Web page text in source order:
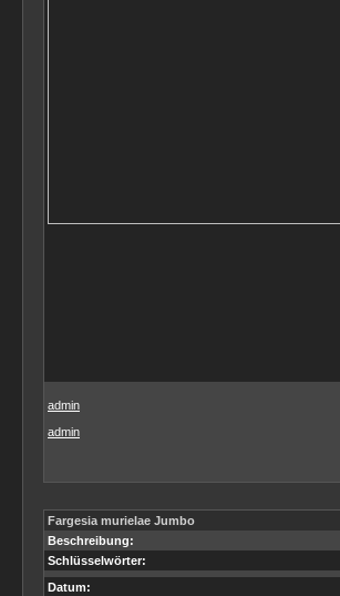
admin
admin
Fargesia murielae Jumbo
Beschreibung:
Schlüsselwörter:
Datum: